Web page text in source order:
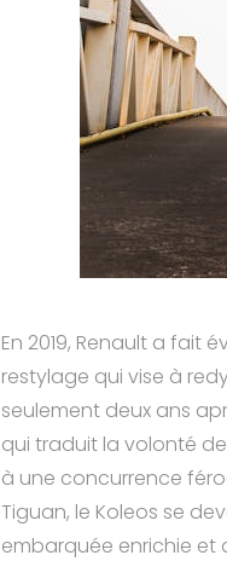
En 2019, Renault a fait
restylage qui vise à
seulement deux ans
qui traduit la volonté
à une concurrence
Tiguan, le Koleos se
embarquée enrichie et